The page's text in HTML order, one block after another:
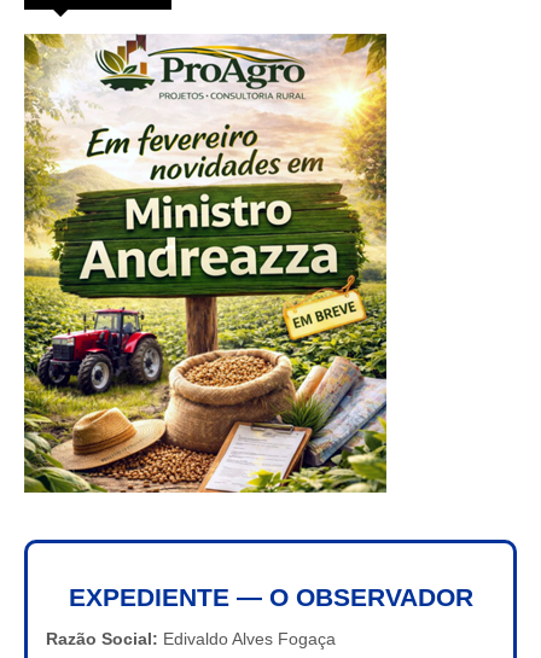
EXPEDIENTE — O OBSERVADOR
Razão Social: Edivaldo Alves Fogaça